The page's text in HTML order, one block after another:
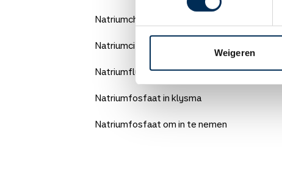
Weigeren
Natriumchloride oogwassing
Natriumcitraat drank
Natriumfluoride
Natriumfosfaat in klysma
Natriumfosfaat om in te nemen